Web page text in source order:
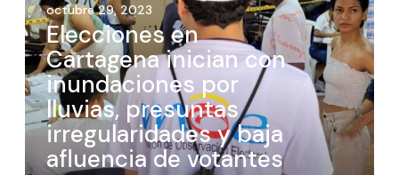
octubre 29, 2023
Elecciones en
Cartagena inician con
inundaciones por
lluvias, presuntas
irregularidades y baja
afluencia de votantes